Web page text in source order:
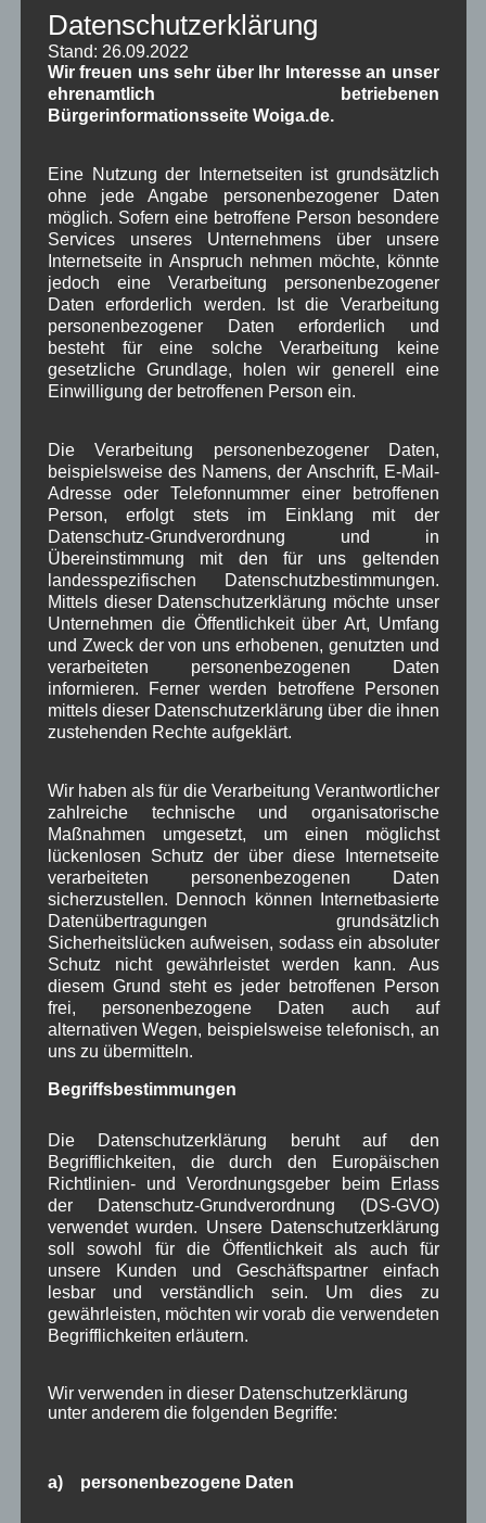
(85)
Pressespiegel(282)
um Wallgau(258)
Wallgau im Netz(65)
1250-Jahre , AlpenRaum ,Arbeitsgruppe 1-13 ,
Arbeitsmarkt Asyl Bauvorhaben
Bildergalerie Brauchtum , Corona
Dorferneuerung Dorfleben
Dorfplatz ,Energiewende Fest ,G7 ,
historische Bilder , Infrastruktur Isarkies ,
Kirche Kunsthandwerk ,Landwirtschaft ,
Musik , Natur und Umwelt Ochsenrennen
Schule , Sport , Tagespflege , Tourismus ,
TV Umfrage , Veranstaltung , Verkehr ,
Verwaltung Video ,
Vorstand Dorferneuerung , Woiga.de ,
Bauernregel im August
Mariä Himmelfahrt im Sonnenschein, wird der Wein gesegnet
sein. 15. August
Neueste Kommentare
Über uns
Josef Otler, Verein fürr Geschichte
Beitragsarchiv
August 2026(2)
Juli 2026(9)
Juni 2026
(4)
Mai 2026(11)
April 2026(8)
Februar 2026
(6)
Januar 2026(8)
Oktober 2025(8)
Datenschutzerklärung
Stand: 26.09.2022
Wir freuen uns sehr über Ihr Interesse an unser
ehrenamtlich betriebenen
Bürgerinformationsseite Woiga.de.
Eine Nutzung der Internetseiten ist grundsätzlich
ohne jede Angabe personenbezogener Daten
möglich. Sofern eine betroffene Person besondere
Services unseres Unternehmens über unsere
Internetseite in Anspruch nehmen möchte, könnte
jedoch eine Verarbeitung personenbezogener
Daten erforderlich werden. Ist die Verarbeitung
personenbezogener Daten erforderlich und
besteht für eine solche Verarbeitung keine
gesetzliche Grundlage, holen wir generell eine
Einwilligung der betroffenen Person ein.
Die Verarbeitung personenbezogener Daten,
beispielsweise des Namens, der Anschrift, E-Mail-
Adresse oder Telefonnummer einer betroffenen
Person, erfolgt stets im Einklang mit der
Datenschutz-Grundverordnung und in
Übereinstimmung mit den für uns geltenden
landesspezifischen Datenschutzbestimmungen.
Mittels dieser Datenschutzerklärung möchte unser
Unternehmen die Öffentlichkeit über Art, Umfang
und Zweck der von uns erhobenen, genutzten und
verarbeiteten personenbezogenen Daten
informieren. Ferner werden betroffene Personen
mittels dieser Datenschutzerklärung über die ihnen
zustehenden Rechte aufgeklärt.
Wir haben als für die Verarbeitung Verantwortlicher
zahlreiche technische und organisatorische
Maßnahmen umgesetzt, um einen möglichst
lückenlosen Schutz der über diese Internetseite
verarbeiteten personenbezogenen Daten
sicherzustellen. Dennoch können Internetbasierte
Datenübertragungen grundsätzlich
Sicherheitslücken aufweisen, sodass ein absoluter
Schutz nicht gewährleistet werden kann. Aus
diesem Grund steht es jeder betroffenen Person
frei, personenbezogene Daten auch auf
alternativen Wegen, beispielsweise telefonisch, an
uns zu übermitteln.
Begriffsbestimmungen
Die Datenschutzerklärung beruht auf den
Begrifflichkeiten, die durch den Europäischen
Richtlinien- und Verordnungsgeber beim Erlass
der Datenschutz-Grundverordnung (DS-GVO)
verwendet wurden. Unsere Datenschutzerklärung
soll sowohl für die Öffentlichkeit als auch für
unsere Kunden und Geschäftspartner einfach
lesbar und verständlich sein. Um dies zu
gewährleisten, möchten wir vorab die verwendeten
Begrifflichkeiten erläutern.
Wir verwenden in dieser Datenschutzerklärung
unter anderem die folgenden Begriffe:
a) personenbezogene Daten